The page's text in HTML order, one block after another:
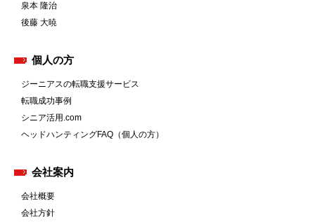
泉本 隆治
後藤 大暁
個人の方
ジーニアスの転職支援サービス
転職成功事例
シニア活用.com
ヘッドハンティングFAQ（個人の方）
会社案内
会社概要
会社方針